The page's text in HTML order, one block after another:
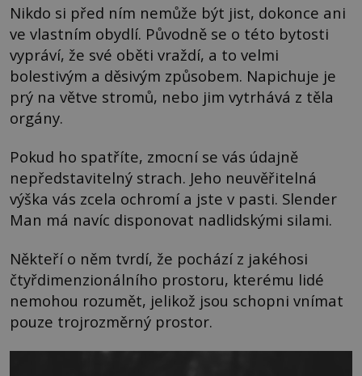
Nikdo si před ním nemůže být jist, dokonce ani
ve vlastním obydlí. Původně se o této bytosti
vypráví, že své oběti vraždí, a to velmi
bolestivým a děsivým způsobem. Napichuje je
prý na větve stromů, nebo jim vytrhává z těla
orgány.
Pokud ho spatříte, zmocní se vás údajně
nepředstavitelný strach. Jeho neuvěřitelná
výška vás zcela ochromí a jste v pasti. Slender
Man má navíc disponovat nadlidskými silami.
Někteří o něm tvrdí, že pochází z jakéhosi
čtyřdimenzionálního prostoru, kterému lidé
nemohou rozumět, jelikož jsou schopni vnímat
pouze trojrozměrný prostor.